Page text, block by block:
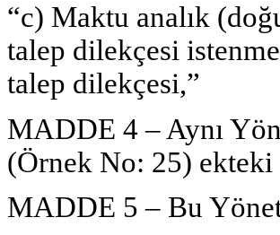
“c) Maktu analık
talep dilekçesi
talep dilekçesi,”
MADDE 4 – Aynı
(Örnek No: 25)
MADDE 5 – Bu